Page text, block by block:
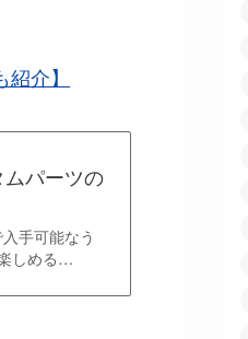
介】
パーツの
手可能なう
しめる…